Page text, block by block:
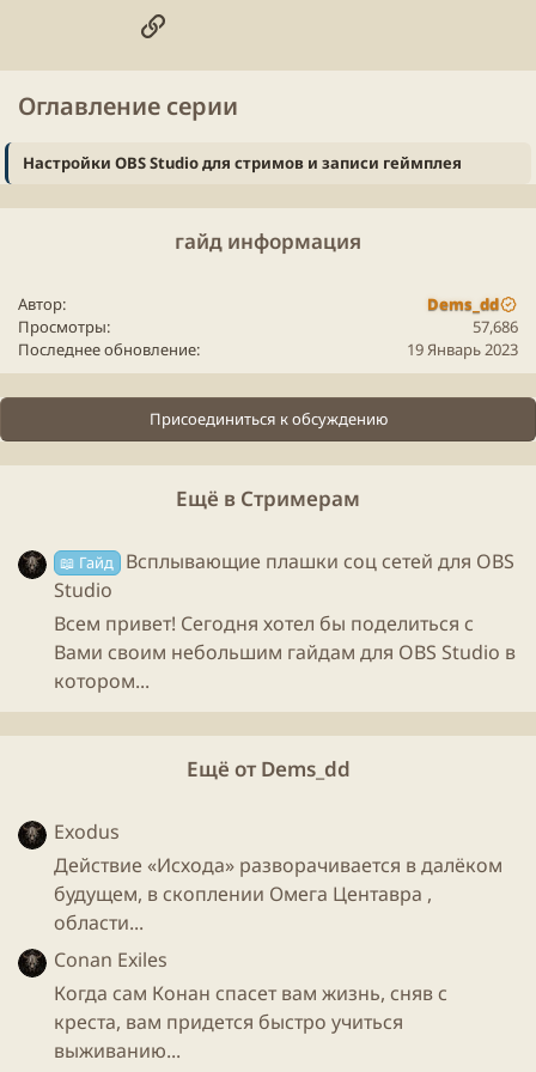
Файл
[!] Небольшая пояснительная группа. Что мы
сделали?
В первом случае мы предоставили права
администратора ОБСке для того, чтобы избежать
полноэкранном режиме. Правда не всегда работает
работает что-то по типу встроенной защиты. Во
втором случае поднимаем приоритет ОБСке для
стабильного стрима и записи, т.к. система будет чуть
больше отдавать ресурсов для обс, чем
захватываемому объекту.
Настройка под запись видео и разбор всех
основных пунктов​
Переименуем профиль по умолчанию. В основном
окне OBS находим на главной панели вкладку
Профиль (P)
открывшимся окне вводим название, например
Rec . Несколько профилей позволит нам быстро
переключатся между настройками программы, а
также их можно экспортировать и сохранить в
надёжное место. Чтобы после переустановки OBS
Ссылка
Оглавление серии
Настройки OBS Studio для стримов и записи геймплея
гайд информация
Автор
Dems_dd
Просмотры
57,686
Последнее обновление
19 Январь 2023
Присоединиться к обсуждению
Ещё в Стримерам
📖 Гайд
Всплывающие плашки соц сетей для OBS
Studio
Всем привет! Сегодня хотел бы поделиться с
Вами своим небольшим гайдам для OBS Studio в
котором...
Ещё от Dems_dd
Exodus
Действие «Исхода» разворачивается в далёком
будущем, в скоплении Омега Центавра ,
области...
Conan Exiles
Когда сам Конан спасет вам жизнь, сняв с
креста, вам придется быстро учиться
выживанию...